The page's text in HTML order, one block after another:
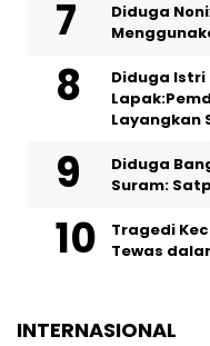
‎Diduga
‎Diduga Istri
Layangkan
Diduga
Suram:
Tragedi
Tewas
INTERNASIONAL